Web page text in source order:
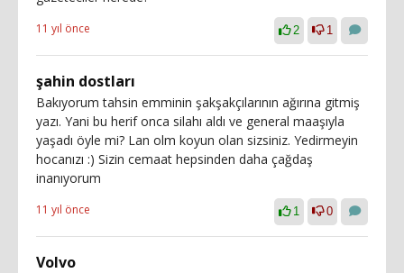
11 yıl önce 2 1
şahin dostları
Bakıyorum tahsin emminin şakşakçılarının ağırına gitmiş
yazı. Yani bu herif onca silahı aldı ve general maaşıyla
yaşadı öyle mi? Lan olm koyun olan sizsiniz. Yedirmeyin
hocanızı :) Sizin cemaat hepsinden daha çağdaş
inanıyorum
11 yıl önce 1 0
Volvo